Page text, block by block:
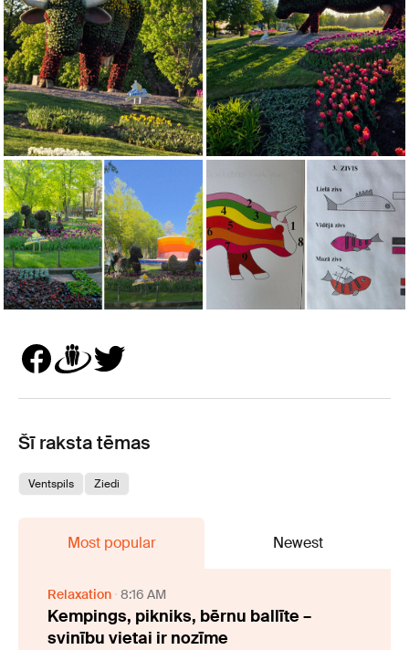
Šī raksta tēmas
Ventspils Ziedi
Most popular Newest
Relaxation 8:16 AM
Kempings, pikniks, bērnu ballīte –
svinību vietai ir nozīme